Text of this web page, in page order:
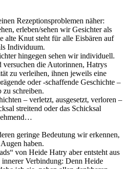
Rezeptionsproblemen näher:
erleben/sehen wir Gesichter als
alte Knut steht für alle Eisbären auf
Individuum.
hingegen sehen wir individuell.
versuchen die Autorinnen, Hatrys
zu verleihen, ihnen jeweils eine
oder -schaffende Geschichte –
zu schreiben.
– verletzt, ausgesetzt, verloren –
streitend oder das Schicksal
geringe Bedeutung wir erkennen,
haben.
von Heide Hatry aber entsteht aus
innerer Verbindung: Denn Heide